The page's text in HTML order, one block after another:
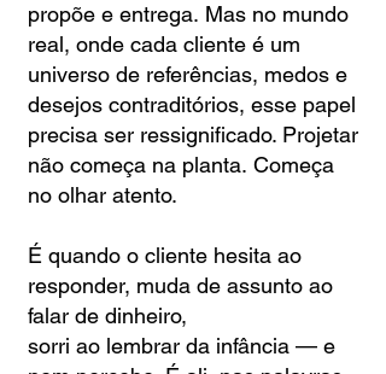
propõe e entrega. Mas no mundo
real, onde cada cliente é um
universo de referências, medos e
desejos contraditórios, esse papel
precisa ser ressignificado. Projetar
não começa na planta. Começa
no olhar atento.
É quando o cliente hesita ao
responder, muda de assunto ao
falar de dinheiro,
sorri ao lembrar da infância — e